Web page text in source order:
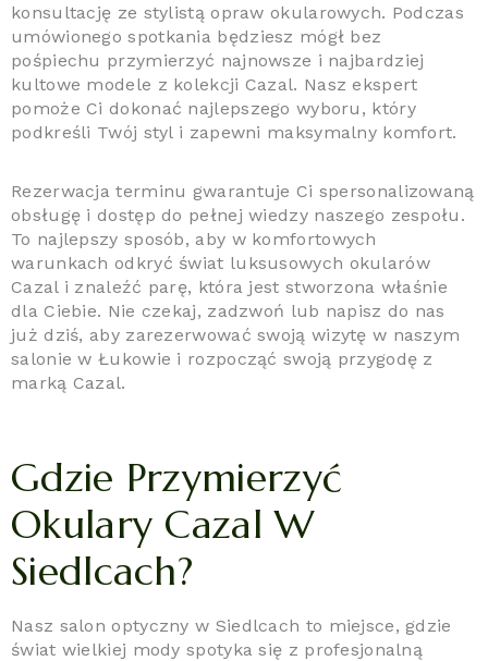
konsultację ze stylistą opraw okularowych. Podczas
umówionego spotkania będziesz mógł bez
pośpiechu przymierzyć najnowsze i najbardziej
kultowe modele z kolekcji Cazal. Nasz ekspert
pomoże Ci dokonać najlepszego wyboru, który
podkreśli Twój styl i zapewni maksymalny komfort.
Rezerwacja terminu gwarantuje Ci spersonalizowaną
obsługę i dostęp do pełnej wiedzy naszego zespołu.
To najlepszy sposób, aby w komfortowych
warunkach odkryć świat luksusowych okularów
Cazal i znaleźć parę, która jest stworzona właśnie
dla Ciebie. Nie czekaj, zadzwoń lub napisz do nas
już dziś, aby zarezerwować swoją wizytę w naszym
salonie w Łukowie i rozpocząć swoją przygodę z
marką Cazal.
Gdzie Przymierzyć
Okulary Cazal W
Siedlcach?
Nasz salon optyczny w Siedlcach to miejsce, gdzie
świat wielkiej mody spotyka się z profesjonalną